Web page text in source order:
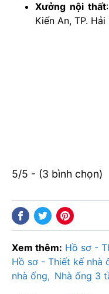
Xưởng nội thất
Kiến An, TP. Hải
5/5 - (3 bình chọn)
Xem thêm: Hồ sơ -
Hồ sơ - Thiết kế nhà
nhà ống
Nhà ống 3